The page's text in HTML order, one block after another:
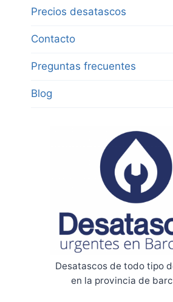
Precios desatascos
Contacto
Preguntas frecuentes
Blog
Desatascos de todo tipo
en la provincia de